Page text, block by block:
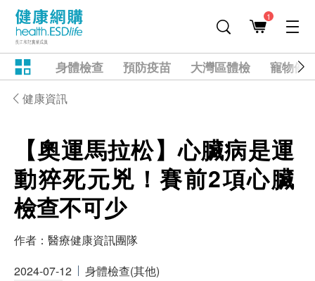
1
身體檢查 預防疫苗 大灣區體檢 寵物健
健康資訊
【奧運馬拉松】心臟病是運
動猝死元兇！賽前2項心臟
檢查不可少
作者： 醫療健康資訊團隊
2024-07-12
身體檢查(其他)